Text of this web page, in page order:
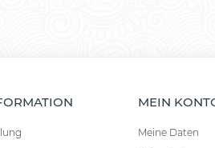
MEIN
Meine Daten